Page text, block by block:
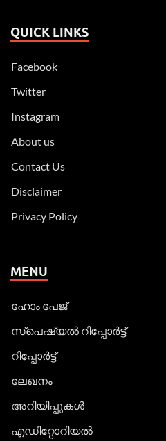
QUICK LINKS
Facebook
Twitter
Instagram
About us
Contact Us
Disclaimer
Privacy Policy
MENU
ഹോം പേജ്
സ്പെഷ്യൽ റിപ്പോര്‍ട്ട്
റിപ്പോര്‍ട്ട്
ലേഖനം
അറിയിപ്പുകള്‍
എഡിറ്റോറിയല്‍